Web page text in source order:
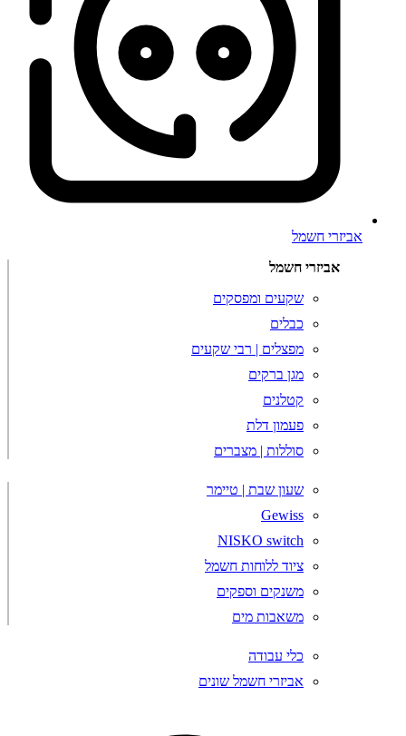
אביזרי חשמל
אביזרי חשמל
שקעים ומפסקים
כבלים
מפצלים | רבי שקעים
מגן ברקים
קטלנים
פעמון דלת
סוללות | מצברים
שעון שבת | טיימר
Gewiss
NISKO switch
ציוד ללוחות חשמל
משנקים וספקים
משאבות מים
כלי עבודה
אביזרי חשמל שונים